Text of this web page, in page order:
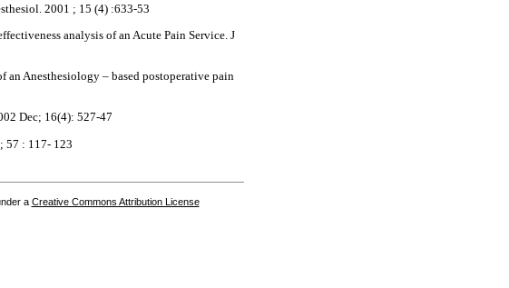
2001 ; 15 (4) :633-53
analysis of an Acute Pain Service. J
an Anesthesiology – based postoperative pain
Dec; 16(4): 527-47
57 : 117- 123
a Creative Commons Attribution License